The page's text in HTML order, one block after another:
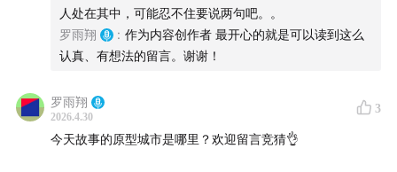
人处在其中，可能忍不住要说两句吧。。
罗雨翔
: 作为内容创作者 最开心的就是可以读到这么
认真、有想法的留言。谢谢！
罗雨翔
2026.4.30
3
今天故事的原型城市是哪里？欢迎留言竞猜👌